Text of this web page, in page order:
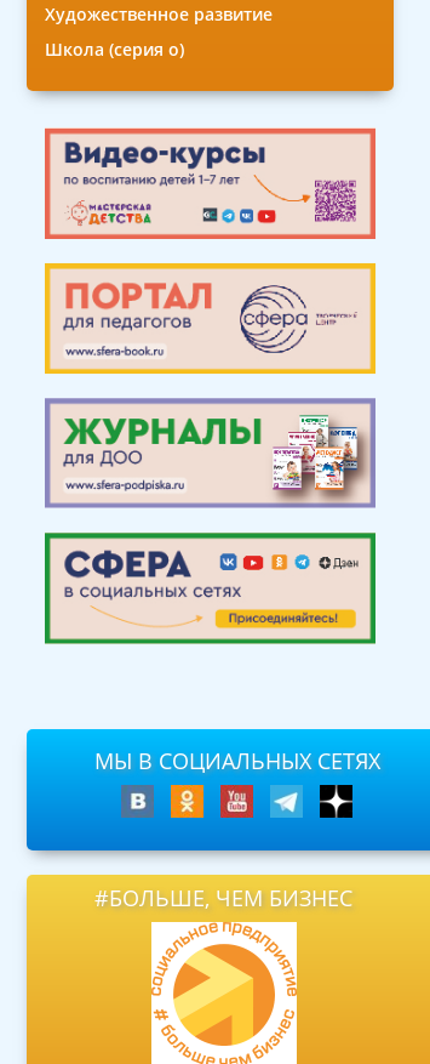
Художественное развитие
Школа (серия о)
МЫ В СОЦИАЛЬНЫХ СЕТЯХ
#БОЛЬШЕ, ЧЕМ БИЗНЕС